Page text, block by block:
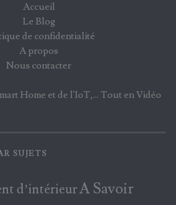
Accueil
Le Blog
de confidentialité
A propos
Nous contacter
Home et de l'IoT,... Tout en Vidéo
SUJETS
d’intérieurA Savoir